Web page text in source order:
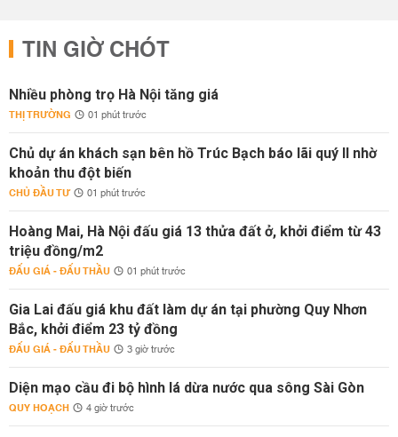
TIN GIỜ CHÓT
Nhiều phòng trọ Hà Nội tăng giá
THỊ TRƯỜNG 01 phút trước
Chủ dự án khách sạn bên hồ Trúc Bạch báo lãi quý II nhờ
khoản thu đột biến
CHỦ ĐẦU TƯ 01 phút trước
Hoàng Mai, Hà Nội đấu giá 13 thửa đất ở, khởi điểm từ 43
triệu đồng/m2
ĐẤU GIÁ - ĐẤU THẦU 01 phút trước
Gia Lai đấu giá khu đất làm dự án tại phường Quy Nhơn
Bắc, khởi điểm 23 tỷ đồng
ĐẤU GIÁ - ĐẤU THẦU 3 giờ trước
Diện mạo cầu đi bộ hình lá dừa nước qua sông Sài Gòn
QUY HOẠCH 4 giờ trước